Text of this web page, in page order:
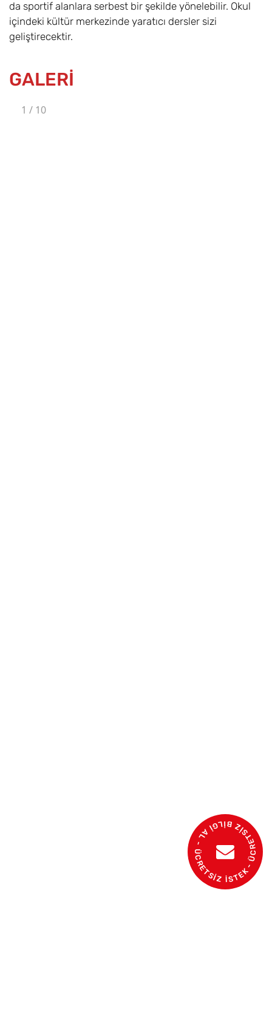
da sportif alanlara serbest bir şekilde yönelebilir. Okul
içindeki kültür merkezinde yaratıcı dersler sizi
geliştirecektir.
GALERİ
1 / 10
- ÜCRETSİZ BİLGİ AL - ÜCRETSİZ İSTEK